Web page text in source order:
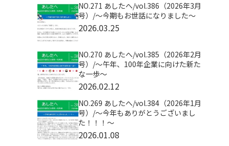
NO.271 あしたへ/vol.386（2026年3月
号）/～今期もお世話になりました～
2026.03.25
NO.270 あしたへ/vol.385（2026年2月
号）/～午年、100年企業に向けた新た
な一歩～
2026.02.12
NO.269 あしたへ/vol.384（2026年1月
号）/～今年もありがとうございまし
た！！！～
2026.01.08